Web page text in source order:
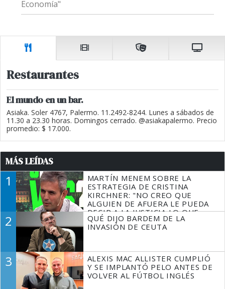
Economía"
Restaurantes
El mundo en un bar.
Asiaka. Soler 4767, Palermo. 11.2492-8244. Lunes a sábados de
11.30 a 23.30 horas. Domingos cerrado. @asiakapalermo. Precio
promedio: $ 17.000.
MÁS LEÍDAS
1
MARTÍN MENEM SOBRE LA
ESTRATEGIA DE CRISTINA
KIRCHNER: "NO CREO QUE
ALGUIEN DE AFUERA LE PUEDA
DECIR A LA JUSTICIA LO QUE
TIENE QUE HACER"
2
QUÉ DIJO BARDEM DE LA
INVASIÓN DE CEUTA
3
ALEXIS MAC ALLISTER CUMPLIÓ
Y SE IMPLANTÓ PELO ANTES DE
VOLVER AL FÚTBOL INGLÉS